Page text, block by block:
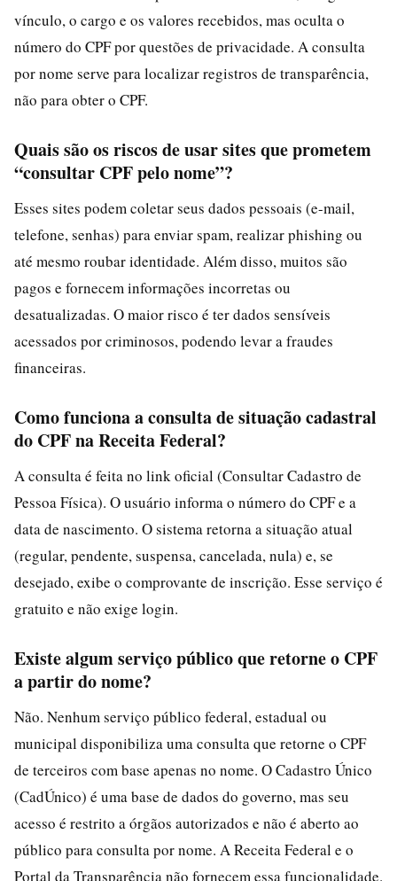
vínculo, o cargo e os valores recebidos, mas oculta o
número do CPF por questões de privacidade. A consulta
por nome serve para localizar registros de transparência,
não para obter o CPF.
Quais são os riscos de usar sites que prometem
“consultar CPF pelo nome”?
Esses sites podem coletar seus dados pessoais (e-mail,
telefone, senhas) para enviar spam, realizar phishing ou
até mesmo roubar identidade. Além disso, muitos são
pagos e fornecem informações incorretas ou
desatualizadas. O maior risco é ter dados sensíveis
acessados por criminosos, podendo levar a fraudes
financeiras.
Como funciona a consulta de situação cadastral
do CPF na Receita Federal?
A consulta é feita no link oficial (Consultar Cadastro de
Pessoa Física). O usuário informa o número do CPF e a
data de nascimento. O sistema retorna a situação atual
(regular, pendente, suspensa, cancelada, nula) e, se
desejado, exibe o comprovante de inscrição. Esse serviço é
gratuito e não exige login.
Existe algum serviço público que retorne o CPF
a partir do nome?
Não. Nenhum serviço público federal, estadual ou
municipal disponibiliza uma consulta que retorne o CPF
de terceiros com base apenas no nome. O Cadastro Único
(CadÚnico) é uma base de dados do governo, mas seu
acesso é restrito a órgãos autorizados e não é aberto ao
público para consulta por nome. A Receita Federal e o
Portal da Transparência não fornecem essa funcionalidade.